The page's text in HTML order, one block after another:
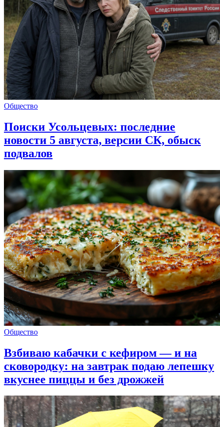
Общество
Поиски Усольцевых: последние
новости 5 августа, версии СК, обыск
подвалов
Общество
Взбиваю кабачки с кефиром — и на
сковородку: на завтрак подаю лепешку
вкуснее пиццы и без дрожжей